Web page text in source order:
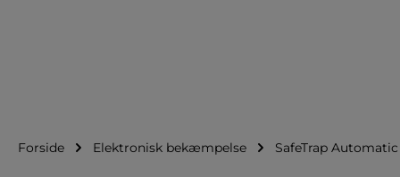
Forside Elektronisk bekæmpelse SafeTrap Automatic